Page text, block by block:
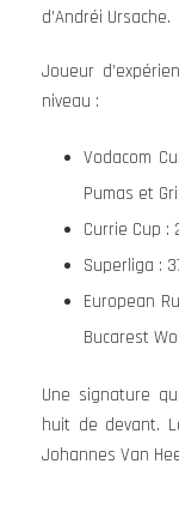
d’Andréi Ursache.
Joueur
niveau :
Vodacom
Pumas et
Currie Cup :
Superliga :
European
Bucarest
Une signature
huit de devant.
Johannes Van